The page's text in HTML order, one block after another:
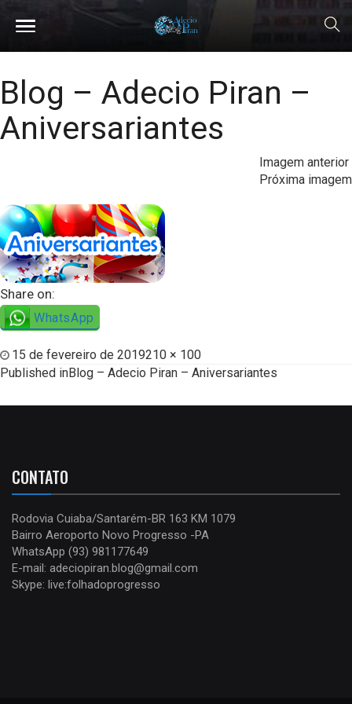
Blog – Adecio Piran –
Aniversariantes
Imagem anterior
Próxima imagem
Share on:
WhatsApp
15 de fevereiro de 2019210 × 100
Published inBlog – Adecio Piran – Aniversariantes
CONTATO
Rodovia Cuiaba/Santarém-BR 163 KM 1079
Bairro Aeroporto Novo Progresso -PA
WhatsApp (93) 981177649
E-mail: adeciopiran.blog@gmail.com
Skype: live:folhadoprogresso